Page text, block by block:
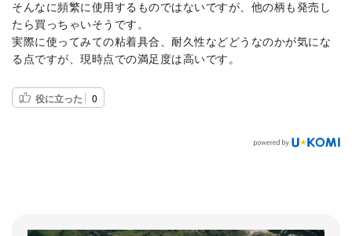
そんなに頻繁に使用するものではないですが、他の柄も発売し
たら買っちゃいそうです。
実際に使ってみての粘着具合、耐久性などどうなのかが気にな
る点ですが、現時点での満足度は高いです。
役に立った 0